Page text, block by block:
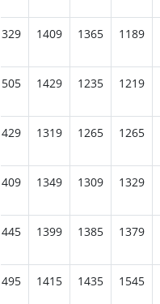
1329 1409 1365 1189
1505 1429 1235 1219
1429 1319 1265 1265
1409 1349 1309 1329
1445 1399 1385 1379
1495 1415 1435 1545